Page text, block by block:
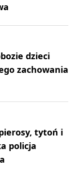
dzieci
zachowania
tytoń i
policja